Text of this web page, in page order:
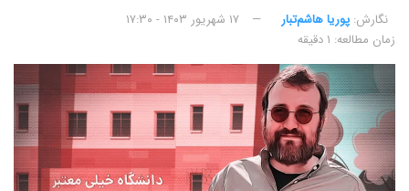
نگارش:‌ پوریا هاشم‌تبار
۱۷ شهریور ۱۴۰۳ - ۱۷:۳۰
زمان مطالعه: ۱ دقیقه